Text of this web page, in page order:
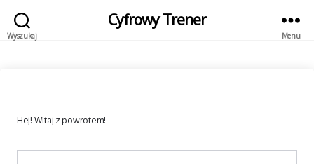
Wyszukaj
Cyfrowy Trener
Menu
Hej! Witaj z powrotem!